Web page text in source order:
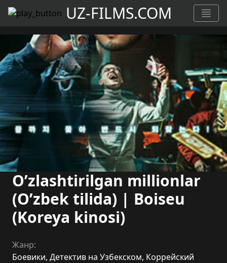
UZ-FILMS.COM
O’zlashtirilgan millionlar
(O’zbek tilida) | Boiseu
(Koreya kinosi)
Жанр:
Боевики, Детектив на Узбекском, Коррейский